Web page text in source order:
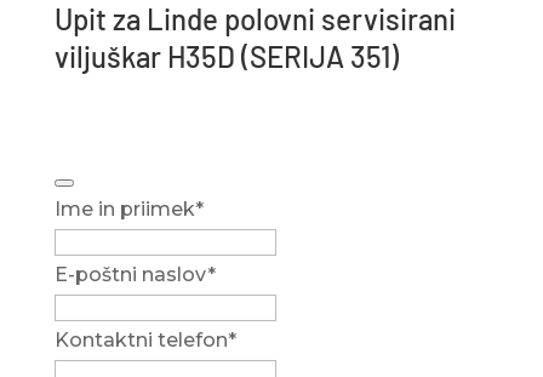
Upit za Linde polovni servisirani
viljuškar H35D (SERIJA 351)
Business
Ime in priimek*
E-poštni naslov*
Kontaktni telefon*